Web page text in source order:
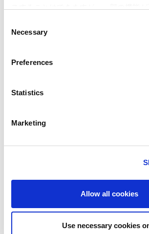
Necessary
Preferences
Statistics
Marketing
Allow all cookies
Use necessary cookies